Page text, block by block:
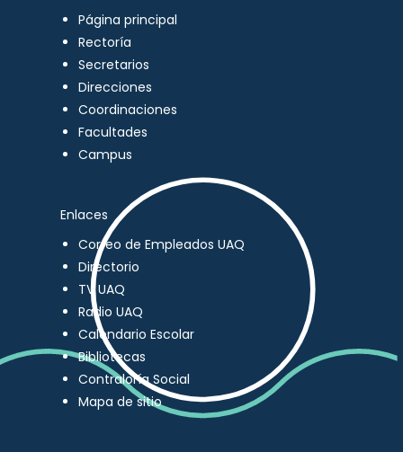
Página principal
Rectoría
Secretarios
Direcciones
Coordinaciones
Facultades
Campus
Enlaces
Correo de Empleados UAQ
Directorio
TV UAQ
Radio UAQ
Calendario Escolar
Bibliotecas
Contraloría Social
Mapa de sitio